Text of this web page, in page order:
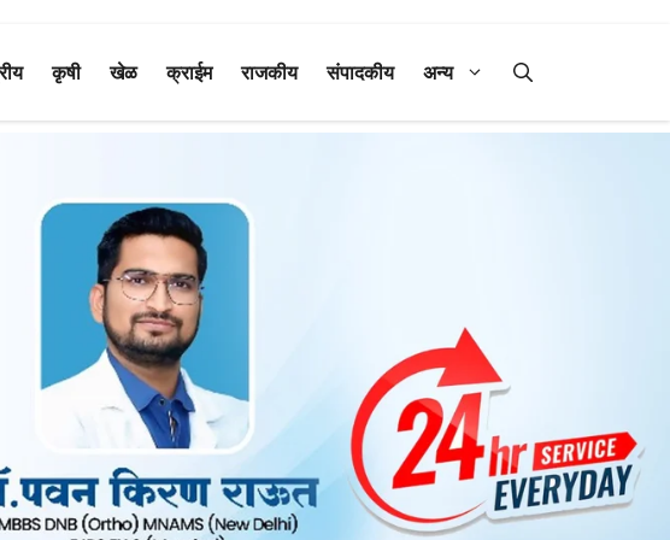
कृषी खेळ क्राईम राजकीय संपादकीय अन्य